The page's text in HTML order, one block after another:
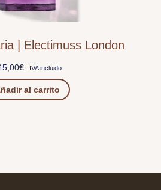
| Electimuss London
€ IVA incluido
al carrito